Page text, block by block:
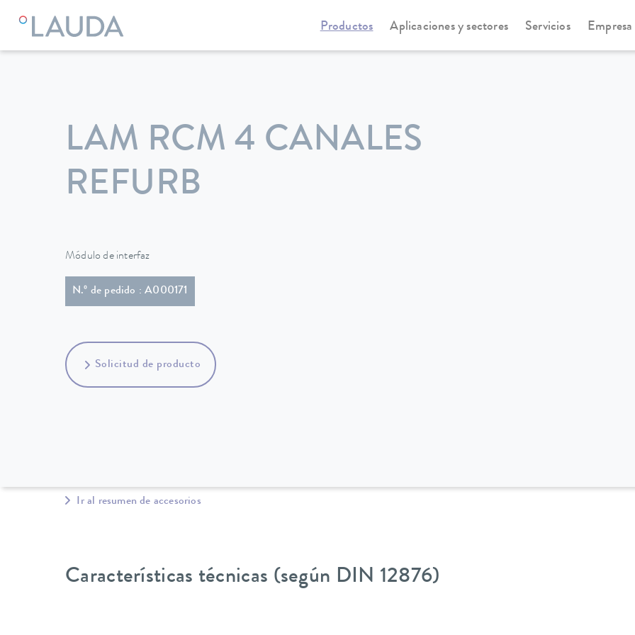
Productos Aplicaciones y sectores Servicios Empresa
LAUDA Equipos de termorregulación
LAM RCM 4 CANALES
REFURB
Módulo de interfaz
N.º de pedido : A000171
Solicitud de producto
Ir al resumen de accesorios
Características técnicas (según DIN 12876)